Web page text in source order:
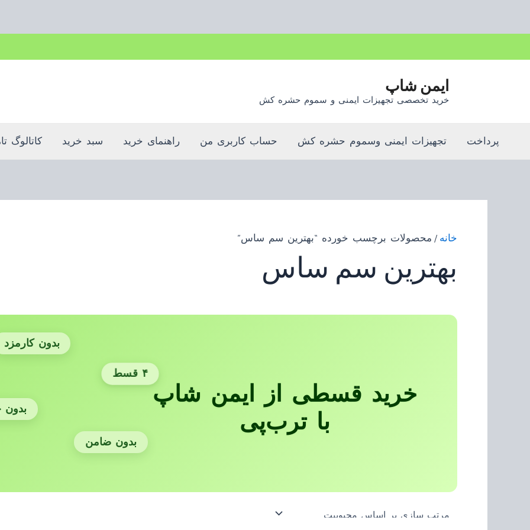
به
ایمن شاپ
خرید تخصصی تجهیزات ایمنی و سموم حشره کش
پرداخت تجهیزات ایمنی وسموم حشره کش حساب کاربری من راهنمای خرید سبد خرید کاتالوگ
خانه / محصولات برچسب خورده “بهترین سم ساس”
بهترین سم ساس
خرید قسطی از ایمن شاپ
با ترب‌پی
بدون کارمزد
۴ قسط
بدون ضامن